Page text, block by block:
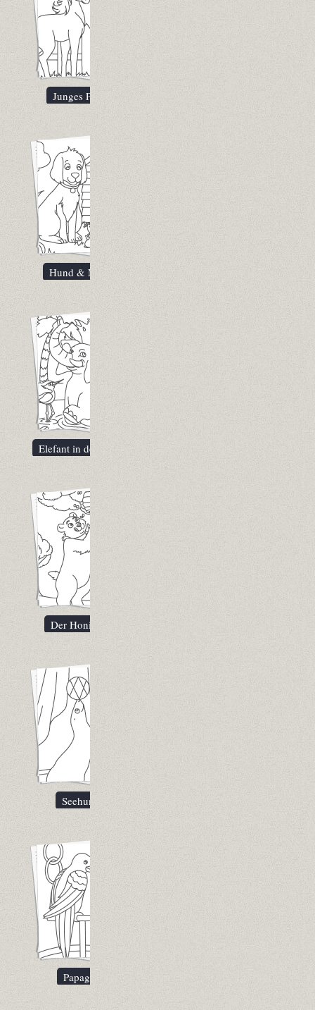
Junges Pferd
Hund & Maus
Elefant in der Oase
Der Honigbär
Seehund
Papagei